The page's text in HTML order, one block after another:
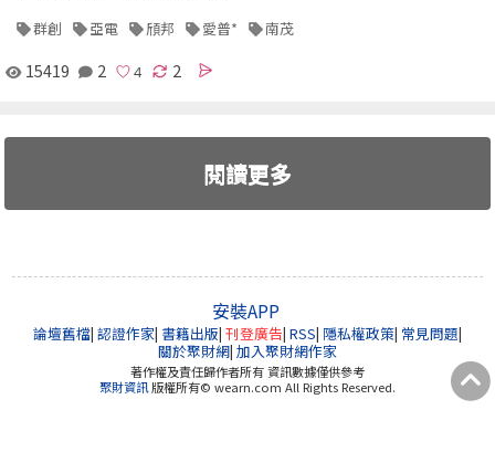
群創 亞電 頎邦 愛普* 南茂
15419 2 2
閱讀更多
安裝APP
論壇舊檔| 認證作家| 書籍出版| 刊登廣告| RSS| 隱私權政策| 常見問題|
關於聚財網| 加入聚財網作家
著作權及責任歸作者所有 資訊數據僅供參考
聚財資訊版權所有© wearn.com All Rights Reserved.